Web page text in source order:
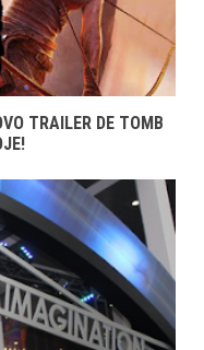
TRAILER DE TOMB